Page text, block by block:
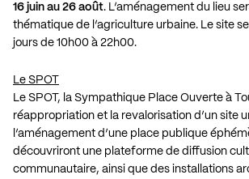
16 juin au 26 août. L’aménagement du lieu
thématique de l’agriculture urbaine. Le site
jours de 10h00 à 22h00.
Le SPOT
Le SPOT, la Sympathique Place Ouverte à
réappropriation et la revalorisation d’un site
l’aménagement d’une place publique
découvriront une plateforme de diffusion
communautaire, ainsi que des installations